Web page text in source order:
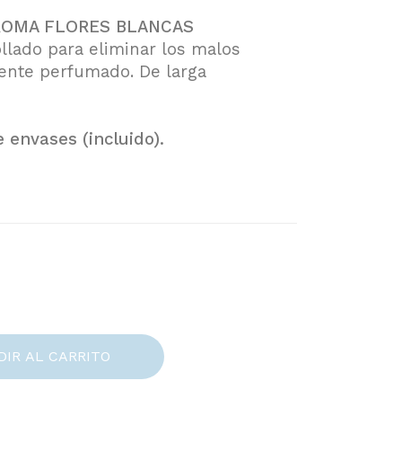
FLORES BLANCAS
para eliminar los malos
perfumado. De larga
envases (incluido).
AL CARRITO